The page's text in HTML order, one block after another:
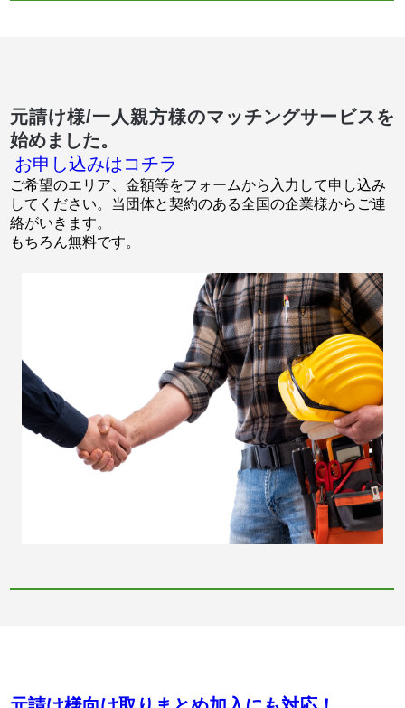
元請け様/一人親方様のマッチングサービスを
始めました。
お申し込みはコチラ
ご希望のエリア、金額等をフォームから入力して申し込み
してください。当団体と契約のある全国の企業様からご連
絡がいきます。
もちろん無料です。